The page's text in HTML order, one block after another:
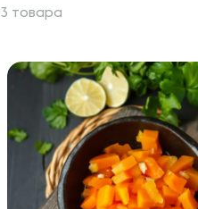
3 товара